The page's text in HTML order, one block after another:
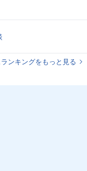
ンキングをもっと見る